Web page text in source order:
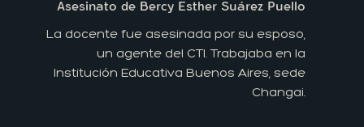
Asesinato de Bercy Esther Suárez Puello
La docente fue asesinada por su esposo,
un agente del CTI. Trabajaba en la
Institución Educativa Buenos Aires, sede
Changai.